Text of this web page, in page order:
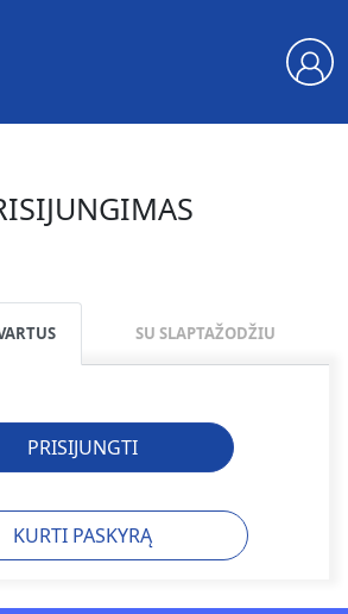
SU SLAPTAŽODŽIU
PRISIJUNGTI
KURTI PASKYRĄ